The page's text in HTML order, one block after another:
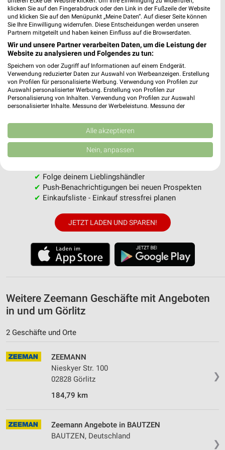
MEHR PROSPEKTE
Alle Zeemann Angebote immer griffbereit – mit der
kostenlosen weekli App für iOS & Android.
✔ Folge deinem Lieblingshändler
✔ Push-Benachrichtigungen bei neuen Prospekten
✔ Einkaufsliste - Einkauf stressfrei planen
JETZT LADEN UND SPAREN!
Weitere Zeemann Geschäfte mit Angeboten
in und um Görlitz
2 Geschäfte und Orte
❯
ZEEMANN
Nieskyer Str. 100
02828 Görlitz
184,79 km
❯
Zeemann Angebote in BAUTZEN
BAUTZEN, Deutschland
klicken Sie auf den Fingerabdruck oder den Link in der Fußzeile der Website
und klicken Sie auf den Menüpunkt „Meine Daten“. Auf dieser Seite können
Sie Ihre Einwilligung widerrufen. Diese Entscheidungen werden unseren
Partnern mitgeteilt und haben keinen Einfluss auf die Browserdaten.
Wir und unsere Partner verarbeiten Daten, um die Leistung der
Website zu analysieren und Folgendes zu tun:
Speichern von oder Zugriff auf Informationen auf einem Endgerät.
Verwendung reduzierter Daten zur Auswahl von Werbeanzeigen. Erstellung
von Profilen für personalisierte Werbung. Verwendung von Profilen zur
Auswahl personalisierter Werbung. Erstellung von Profilen zur
Personalisierung von Inhalten. Verwendung von Profilen zur Auswahl
personalisierter Inhalte. Messung der Werbeleistung. Messung der
Kombinationen von Daten aus verschiedenen Quellen. Entwicklung und
Verbesserung der Angebote. Verwendung reduzierter Daten zur Auswahl
von Inhalten.
Daten können außerhalb der Europäischen Union weitergegeben und in die
Website/App.
Partnerliste anzeigen (1 IAB-Anbieter)
Wir nutzen Ihre Daten für folgende Zwecke:
Speichern von oder Zugriff auf Informationen
Verwendung reduzierter Daten zur Auswahl von
Werbeanzeigen
Werbung
Verwendung von Profilen zur Auswahl
von Inhalten
Verwendung von Profilen zur Auswahl
personalisierter Inhalte
Messung der Werbeleistung
Messung der Performance von Inhalten
Alle akzeptieren
Nein, anpassen